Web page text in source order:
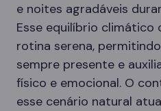
e noites agradáveis
Esse equilíbrio climático
rotina serena,
sempre presente e
físico e emocional. O
esse cenário natural